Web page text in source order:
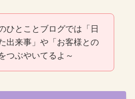
ひとことブログでは「日
出来事」や「お客様との
つぶやいてるよ～